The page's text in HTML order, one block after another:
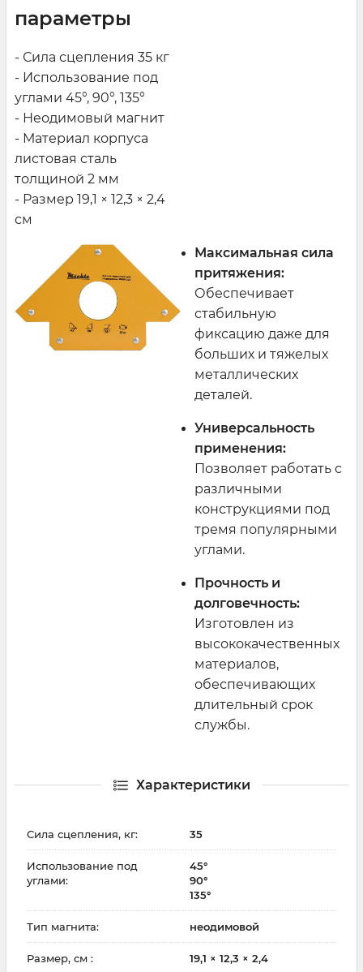
параметры
- Сила сцепления 35 кг
- Использование под
углами 45°, 90°, 135°
- Неодимовый магнит
- Материал корпуса
листовая сталь
толщиной 2 мм
- Размер 19,1 × 12,3 × 2,4
см
Максимальная сила
притяжения:
Обеспечивает
стабильную
фиксацию даже для
больших и тяжелых
металлических
деталей.
Универсальность
применения:
Позволяет работать с
различными
конструкциями под
тремя популярными
углами.
Прочность и
долговечность:
Изготовлен из
высококачественных
материалов,
обеспечивающих
длительный срок
службы.
Характеристики
Сила сцепления, кг: 35
Использование под
углами:
45°
90°
135°
Тип магнита: неодимовой
Размер, см : 19,1 × 12,3 × 2,4